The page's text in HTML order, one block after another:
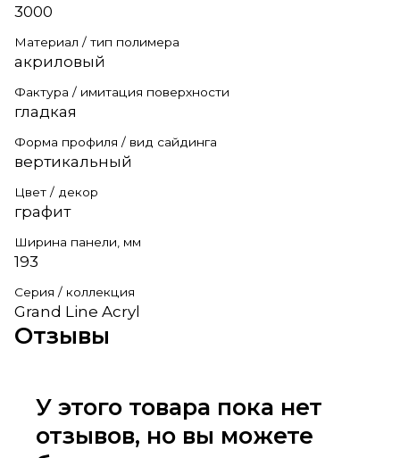
3000
Материал / тип полимера
акриловый
Фактура / имитация поверхности
гладкая
Форма профиля / вид сайдинга
вертикальный
Цвет / декор
графит
Ширина панели, мм
193
Серия / коллекция
Grand Line Acryl
Отзывы
У этого товара пока нет
отзывов, но вы можете